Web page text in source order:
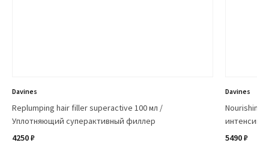
Davines
Replumping hair filler superactive 100 мл /
Уплотняющий суперактивный филлер
4250 ₽
Davines
Nourishing
5490 ₽